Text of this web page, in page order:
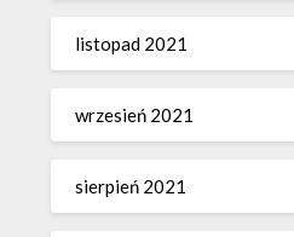
listopad 2021
wrzesień 2021
sierpień 2021